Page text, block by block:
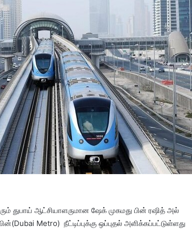
துபாய் ஆட்சியாளருமான ஷேக் முகமது பின் ரஷித் அல்
Metro) நீட்டிப்புக்கு ஒப்புதல் அளிக்கப்பட்டுள்ளது